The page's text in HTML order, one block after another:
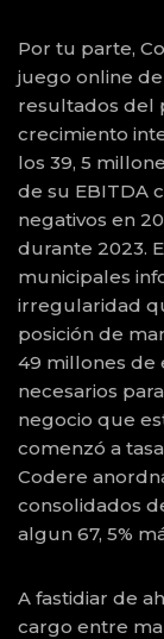
Por tu parte,
juego online
resultados del
crecimiento
los 39, 5
de su EBITDA
negativos en
durante 2023.
municipales
irregularidad
posición de
49 millones de
necesarios
negocio que
comenzó a
Codere
consolidados
algun 67, 5%
A fastidiar de
cargo entre ma